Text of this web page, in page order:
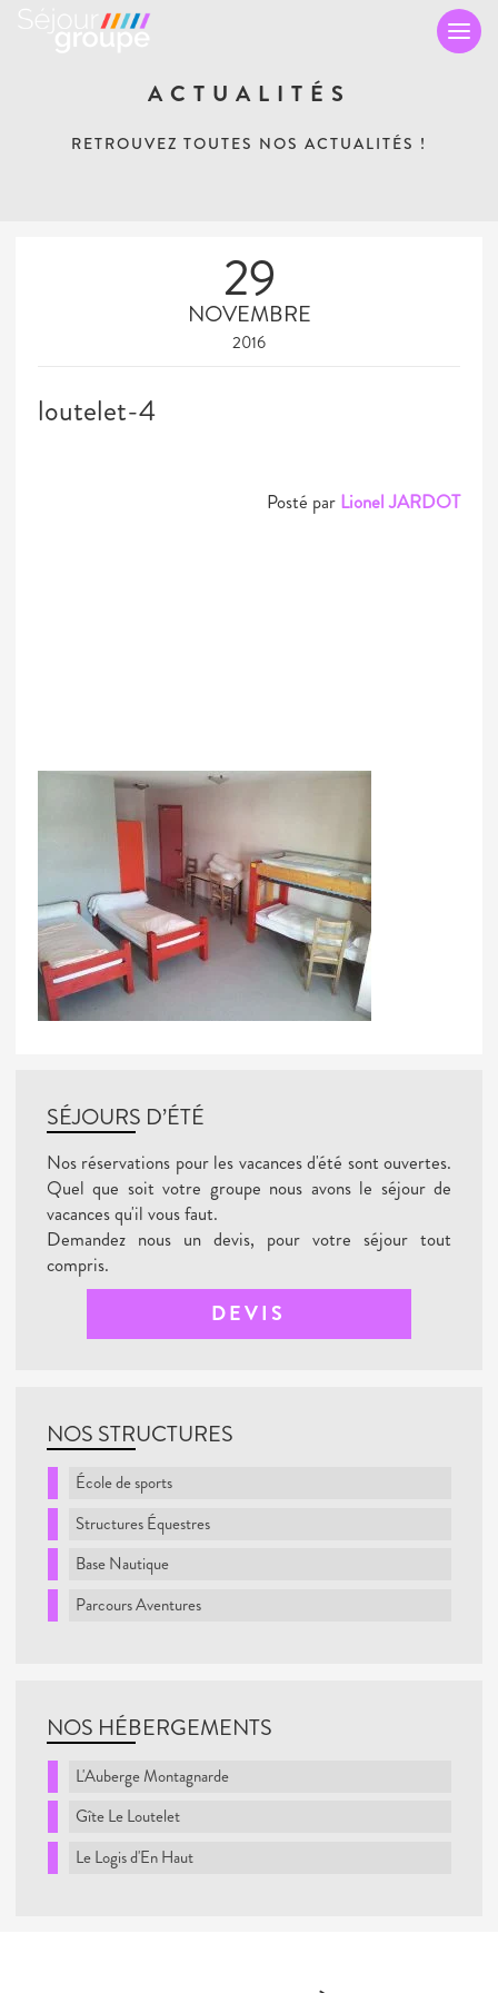
ACTUALITÉS
RETROUVEZ TOUTES NOS ACTUALITÉS !
29
NOVEMBRE
2016
loutelet-4
Posté par Lionel JARDOT
SÉJOURS D’ÉTÉ
Nos réservations pour les vacances d'été sont ouvertes.
Quel que soit votre groupe nous avons le séjour de
vacances qu'il vous faut.
Demandez nous un devis, pour votre séjour tout
compris.
DEVIS
NOS STRUCTURES
École de sports
Structures Équestres
Base Nautique
Parcours Aventures
NOS HÉBERGEMENTS
L'Auberge Montagnarde
Gîte Le Loutelet
Le Logis d'En Haut